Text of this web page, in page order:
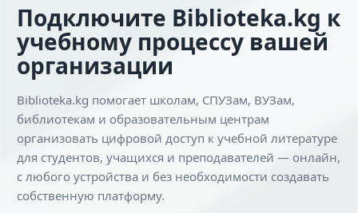
Подключите Biblioteka.kg к
учебному процессу вашей
организации
Biblioteka.kg помогает школам, СПУЗам, ВУЗам,
библиотекам и образовательным центрам
организовать цифровой доступ к учебной литературе
для студентов, учащихся и преподавателей — онлайн,
с любого устройства и без необходимости создавать
собственную платформу.